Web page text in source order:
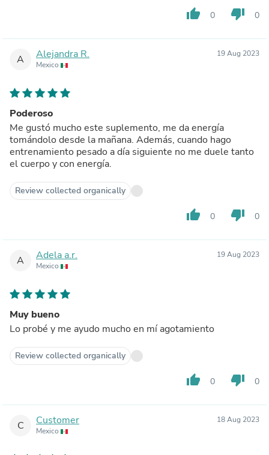
thumb_up 0 thumb_down 0
A Alejandra R.
Mexico
19 Aug 2023
Poderoso
Me gustó mucho este suplemento, me da energía
tomándolo desde la mañana. Además, cuando hago
entrenamiento pesado a día siguiente no me duele tanto
el cuerpo y con energía.
Review collected organically
thumb_up 0 thumb_down 0
A Adela a.r.
Mexico
19 Aug 2023
Muy bueno
Lo probé y me ayudo mucho en mí agotamiento
Review collected organically
thumb_up 0 thumb_down 0
C Customer
Mexico
18 Aug 2023